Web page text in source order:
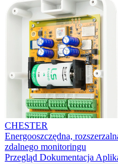
CHESTER
Energooszczędna,
zdalnego monitoringu
Przegląd Dokumentacja